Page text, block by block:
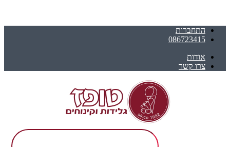
התחברות
086723415
אודות
צרו קשר